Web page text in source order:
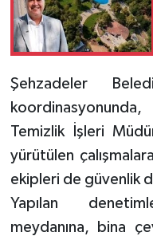
Şehzadeler
Temizlik İşleri
yürütülen
ekipleri de güvenlik
Yapılan
meydanına, bina